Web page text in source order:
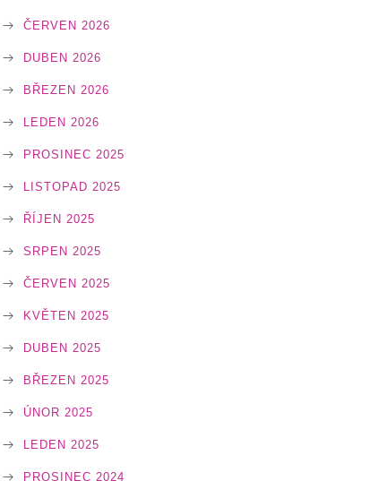
ČERVEN 2026
DUBEN 2026
BŘEZEN 2026
LEDEN 2026
PROSINEC 2025
LISTOPAD 2025
ŘÍJEN 2025
SRPEN 2025
ČERVEN 2025
KVĚTEN 2025
DUBEN 2025
BŘEZEN 2025
ÚNOR 2025
LEDEN 2025
PROSINEC 2024